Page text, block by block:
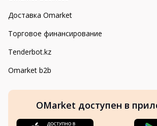
Доставка Omarket
Торговое финансирование
Tenderbot.kz
Omarket b2b
OMarket доступен в